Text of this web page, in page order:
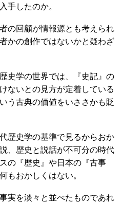
手したのか。
の回顧が情報源とも考えられ
かの創作ではないかと疑わざ
史学の世界では、『史記』の
ないとの見方が定着している
う古典の価値をいささかも貶
歴史学の基準で見るからおか
、歴史と説話が不可分の時代
の『歴史』や日本の『古事
もおかしくはない。
実を淡々と並べたものであれ